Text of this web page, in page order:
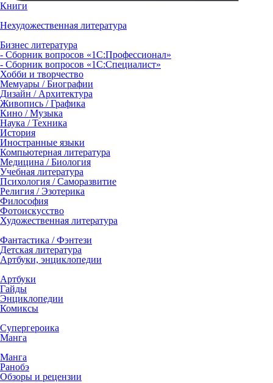
Книги
Нехудожественная литература
Бизнес литература
- Сборник вопросов «1С:Профессионал»
- Сборник вопросов «1С:Специалист»
Хобби и творчество
Мемуары / Биографии
Дизайн / Архитектура
Живопись / Графика
Кино / Музыка
Наука / Техника
История
Иностранные языки
Компьютерная литература
Медицина / Биология
Учебная литература
Психология / Саморазвитие
Религия / Эзотерика
Философия
Фотоискусство
Художественная литература
Фантастика / Фэнтези
Детская литература
Артбуки, энциклопедии
Артбуки
Гайды
Энциклопедии
Комиксы
Супергероика
Манга
Манга
Ранобэ
Обзоры и рецензии